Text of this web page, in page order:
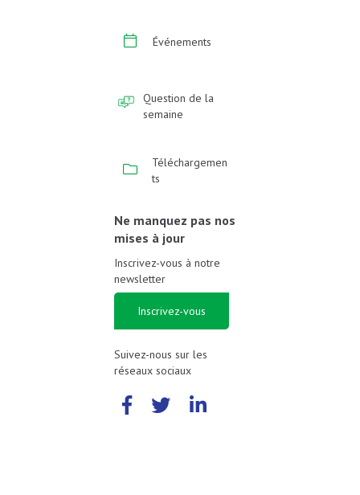
Événements
Question de la
semaine
Téléchargemen
ts
Ne manquez pas nos
mises à jour
Inscrivez-vous à notre
newsletter
Inscrivez-vous
Suivez-nous sur les
réseaux sociaux